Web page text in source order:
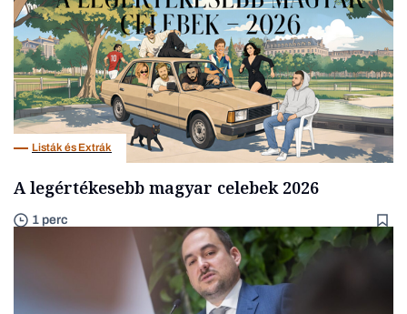
Listák és Extrák
A legértékesebb magyar celebek 2026
1 perc